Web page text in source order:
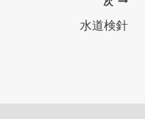
水道検針